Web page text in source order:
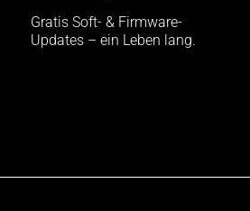
Gratis Soft- & Firmware-
Updates – ein Leben lang.